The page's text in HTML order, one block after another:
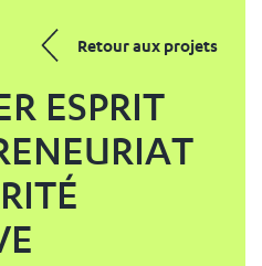
Retour aux projets
ESPRIT